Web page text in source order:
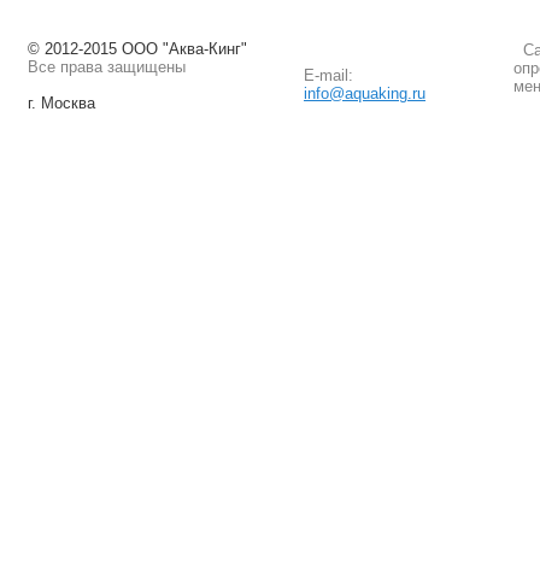
© 2012-2015 ООО "Аква-Кинг"
Все права защищены
г. Москва
E-mail:
info@aquaking.ru